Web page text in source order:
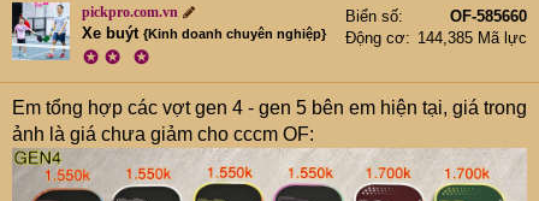
pickpro.com.vn
Xe buýt {Kinh doanh chuyên nghiệp}
✪ ✪ ✪
Biển số
OF-585660
Động cơ
144,385 Mã lực
Em tổng hợp các vợt gen 4 - gen 5 bên em hiện tại, giá trong
ảnh là giá chưa giảm cho cccm OF: